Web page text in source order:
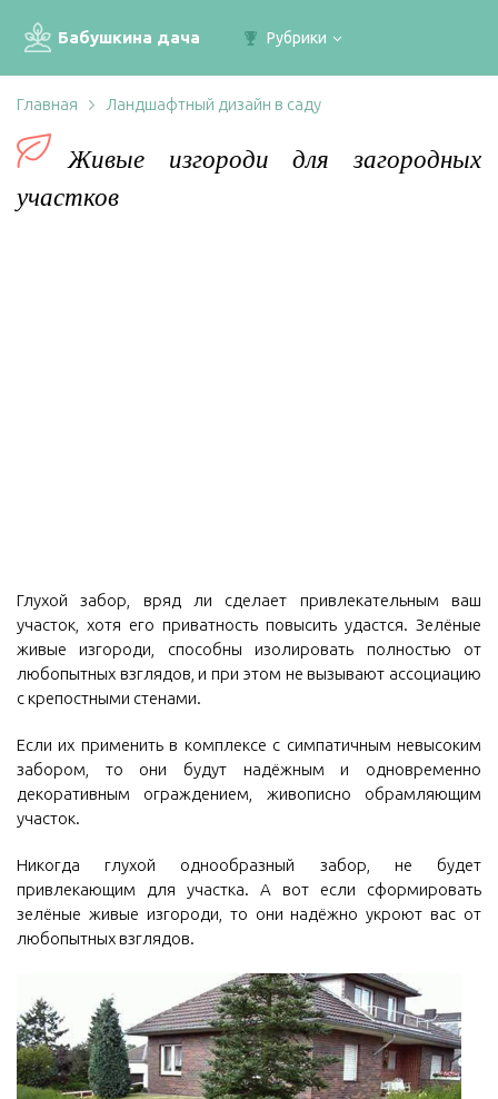
Бабушкина дача Рубрики
Главная Ландшафтный дизайн в саду
Живые изгороди для загородных
участков
Глухой забор, вряд ли сделает привлекательным ваш
участок, хотя его приватность повысить удастся. Зелёные
живые изгороди, способны изолировать полностью от
любопытных взглядов, и при этом не вызывают ассоциацию
с крепостными стенами.
Если их применить в комплексе с симпатичным невысоким
забором, то они будут надёжным и одновременно
декоративным ограждением, живописно обрамляющим
участок.
Никогда глухой однообразный забор, не будет
привлекающим для участка. А вот если сформировать
зелёные живые изгороди, то они надёжно укроют вас от
любопытных взглядов.